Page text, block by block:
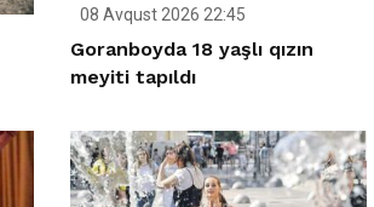
08 Avqust 2026 22:45
Goranboyda 18 yaşlı qızın
meyiti tapıldı